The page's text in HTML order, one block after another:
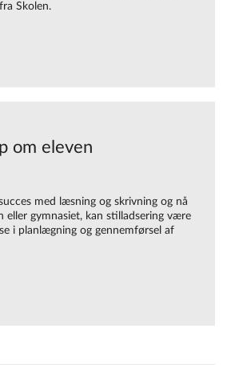
Skolen.
om eleven
med læsning og skrivning og nå
eller gymnasiet, kan stilladsering være
i planlægning og gennemførsel af